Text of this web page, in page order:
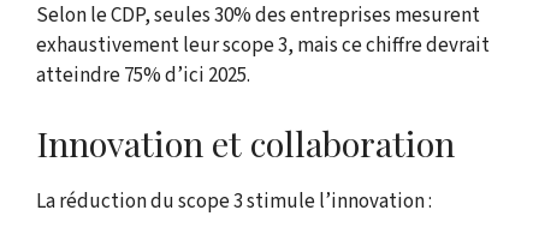
Selon le CDP, seules 30% des entreprises mesurent
exhaustivement leur scope 3, mais ce chiffre devrait
atteindre 75% d’ici 2025.
Innovation et collaboration
La réduction du scope 3 stimule l’innovation :